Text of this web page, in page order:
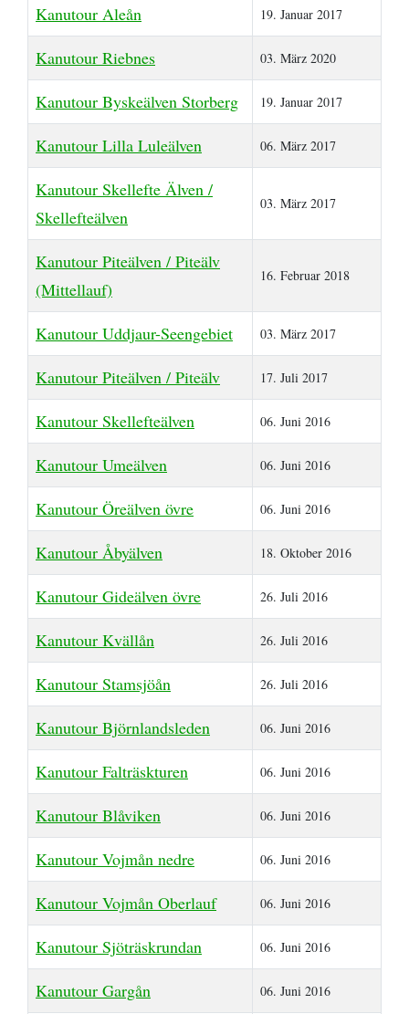
Kanutour Aleån 19. Januar 2017
Kanutour Riebnes 03. März 2020
Kanutour Byskeälven Storberg 19. Januar 2017
Kanutour Lilla Luleälven 06. März 2017
Kanutour Skellefte Älven /
Skellefteälven
03. März 2017
Kanutour Piteälven / Piteälv
(Mittellauf)
16. Februar 2018
Kanutour Uddjaur-Seengebiet 03. März 2017
Kanutour Piteälven / Piteälv 17. Juli 2017
Kanutour Skellefteälven 06. Juni 2016
Kanutour Umeälven 06. Juni 2016
Kanutour Öreälven övre 06. Juni 2016
Kanutour Åbyälven 18. Oktober 2016
Kanutour Gideälven övre 26. Juli 2016
Kanutour Kvällån 26. Juli 2016
Kanutour Stamsjöån 26. Juli 2016
Kanutour Björnlandsleden 06. Juni 2016
Kanutour Falträskturen 06. Juni 2016
Kanutour Blåviken 06. Juni 2016
Kanutour Vojmån nedre 06. Juni 2016
Kanutour Vojmån Oberlauf 06. Juni 2016
Kanutour Sjöträskrundan 06. Juni 2016
Kanutour Gargån 06. Juni 2016